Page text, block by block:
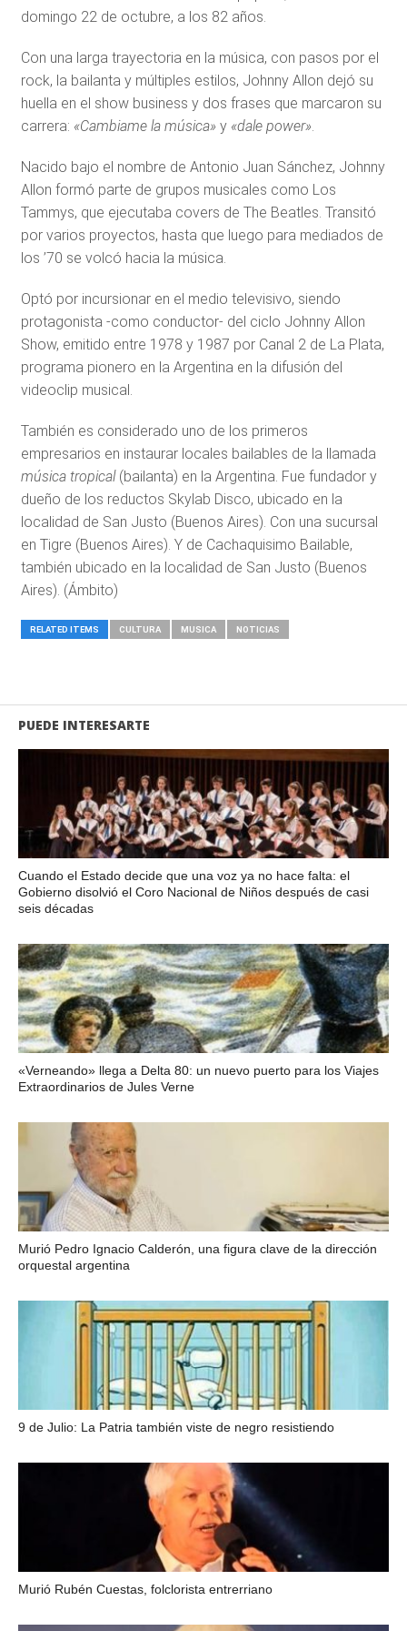
domingo 22 de octubre, a los 82 años.
Con una larga trayectoria en la música, con pasos por el
rock, la bailanta y múltiples estilos, Johnny Allon dejó su
huella en el show business y dos frases que marcaron su
carrera: «Cambiame la música»y «dale power».
Nacido bajo el nombre de Antonio Juan Sánchez, Johnny
Allon formó parte de grupos musicales como Los
Tammys, que ejecutaba covers de The Beatles. Transitó
por varios proyectos, hasta que luego para mediados de
los ’70 se volcó hacia la música.
Optó por incursionar en el medio televisivo, siendo
protagonista -como conductor- del ciclo Johnny Allon
Show, emitido entre 1978 y 1987 por Canal 2 de La Plata,
programa pionero en la Argentina en la difusión del
videoclip musical.
También es considerado uno de los primeros
empresarios en instaurar locales bailables de la llamada
música tropical(bailanta) en la Argentina. Fue fundador y
dueño de los reductos Skylab Disco, ubicado en la
localidad de San Justo (Buenos Aires). Con una sucursal
en Tigre (Buenos Aires). Y de Cachaquisimo Bailable,
también ubicado en la localidad de San Justo (Buenos
Aires). (Ámbito)
RELATED ITEMS CULTURA MUSICA NOTICIAS
PUEDE INTERESARTE
Cuando el Estado decide que una voz ya no hace falta: el
Gobierno disolvió el Coro Nacional de Niños después de casi
seis décadas
«Verneando» llega a Delta 80: un nuevo puerto para los Viajes
Extraordinarios de Jules Verne
Murió Pedro Ignacio Calderón, una figura clave de la dirección
orquestal argentina
9 de Julio: La Patria también viste de negro resistiendo
Murió Rubén Cuestas, folclorista entrerriano